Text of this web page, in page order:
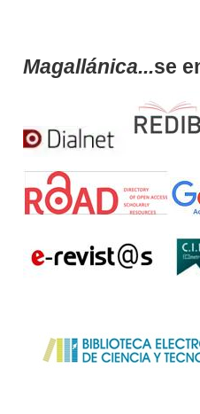
Magallánica...se